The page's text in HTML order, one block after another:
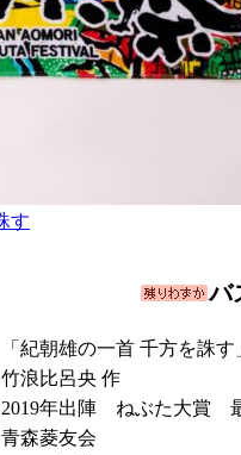
バ
「紀朝雄の一首 千方を誅す
竹浪比呂央 作
2019年出陣 ねぶた大賞
青森菱友会